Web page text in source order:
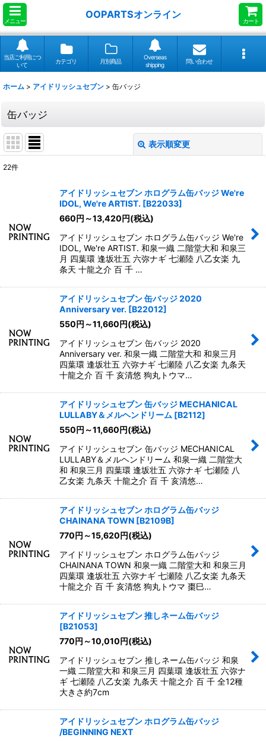
メニュー
OOPARTSオンライン
カート
当店ご利用につ
いて
カテゴリ 月別商品
Overseas
shipping
問い合わせ
ホーム > アイドリッシュセブン > 缶バッジ
缶バッジ
表示順変更
絞り込む
22件
アイドリッシュセブン ホログラム缶バッジ We're
IDOL, We're ARTIST. [B22033]
660円 ～13,420円(税込)
アイドリッシュセブン ホログラム缶バッジ We're
IDOL, We're ARTIST. 和泉一織 二階堂大和 和泉三
月 四葉環 逢坂壮五 六弥ナギ 七瀬陸 八乙女楽 九
条天 十龍之介 百 千 …
アイドリッシュセブン 缶バッジ 2020
Anniversary ver. [B22012]
550円 ～11,660円(税込)
アイドリッシュセブン 缶バッジ 2020
Anniversary ver. 和泉一織 二階堂大和 和泉三月
四葉環 逢坂壮五 六弥ナギ 七瀬陸 八乙女楽 九条天
十龍之介 百 千 亥清悠 狗丸トウマ…
アイドリッシュセブン 缶バッジ MECHANICAL
LULLABY＆メルヘンドリーム [B2112]
550円 ～11,660円(税込)
アイドリッシュセブン 缶バッジ MECHANICAL
LULLABY＆メルヘンドリーム 和泉一織 二階堂大
和 和泉三月 四葉環 逢坂壮五 六弥ナギ 七瀬陸 八
乙女楽 九条天 十龍之介 百 千 亥清悠…
アイドリッシュセブン ホログラム缶バッジ
CHAINANA TOWN [B2109B]
770円 ～15,620円(税込)
アイドリッシュセブン ホログラム缶バッジ
CHAINANA TOWN 和泉一織 二階堂大和 和泉三月
四葉環 逢坂壮五 六弥ナギ 七瀬陸 八乙女楽 九条天
十龍之介 百 千 亥清悠 狗丸トウマ 棗巳…
アイドリッシュセブン 推しネーム缶バッジ
[B21053]
770円 ～10,010円(税込)
アイドリッシュセブン 推しネーム缶バッジ 和泉
一織 二階堂大和 和泉三月 四葉環 逢坂壮五 六弥ナ
ギ 七瀬陸 八乙女楽 九条天 十龍之介 百 千 全12種
大きさ約7cm
アイドリッシュセブン ホログラム缶バッジ
/BEGINNING NEXT